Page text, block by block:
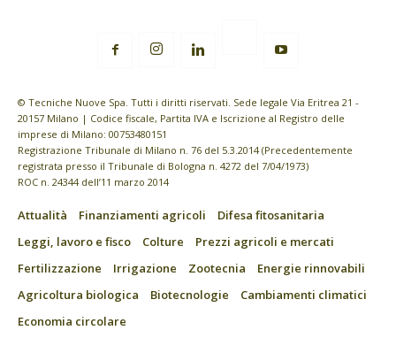
© Tecniche Nuove Spa. Tutti i diritti riservati. Sede legale Via Eritrea 21 -
20157 Milano | Codice fiscale, Partita IVA e Iscrizione al Registro delle
imprese di Milano: 00753480151
Registrazione Tribunale di Milano n. 76 del 5.3.2014 (Precedentemente
registrata presso il Tribunale di Bologna n. 4272 del 7/04/1973)
ROC n. 24344 dell’11 marzo 2014
Attualità Finanziamenti agricoli
Difesa fitosanitaria
Leggi, lavoro e fisco
Colture
Prezzi agricoli e mercati
Fertilizzazione
Irrigazione Zootecnia
Energie rinnovabili
Agricoltura biologica
Biotecnologie
Cambiamenti climatici
Economia circolare